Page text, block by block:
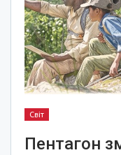
Світ
Пентагон